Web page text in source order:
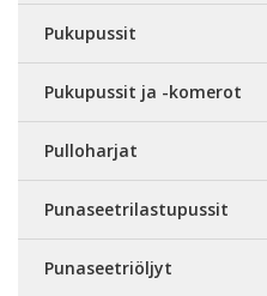
Pukupussit
Pukupussit ja -komerot
Pulloharjat
Punaseetrilastupussit
Punaseetriöljyt